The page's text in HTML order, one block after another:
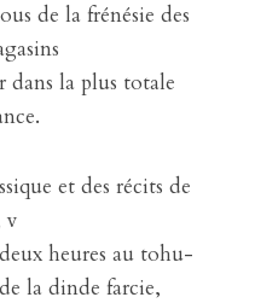
de la frénésie des
dans la plus totale
et des récits de
v
heures au tohu-
la dinde farcie,